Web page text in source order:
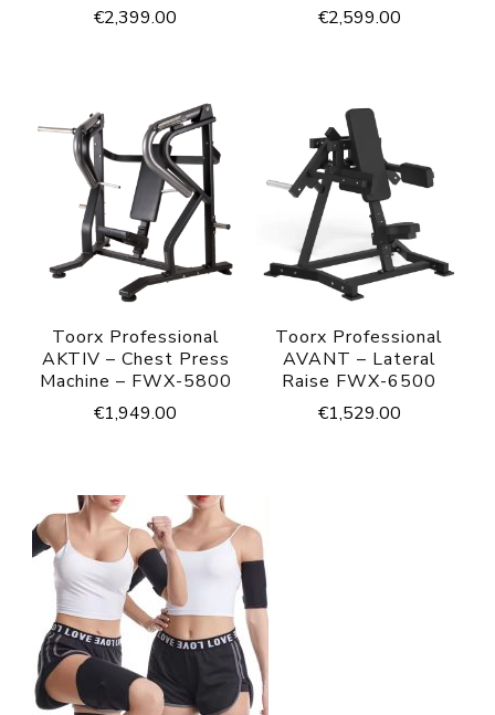
€2,399.00
€2,599.00
Toorx Professional
AKTIV – Chest Press
Machine – FWX-5800
€1,949.00
Toorx Professional
AVANT – Lateral
Raise FWX-6500
€1,529.00